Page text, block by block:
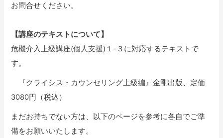
お問合せください。
【講座のテキストについて】
危機介入上級講座(個人支援)１-３に対応するテキストで
す。
『クライシス・カウンセリング上級編』金剛出版、定価
3080円（税込）
まだお持ちでない方は、以下のページを参考に各自でご準
備をお願いいたします。